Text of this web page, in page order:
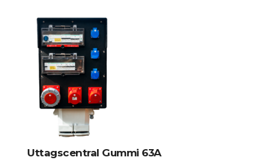
Uttagscentral Gummi 63A